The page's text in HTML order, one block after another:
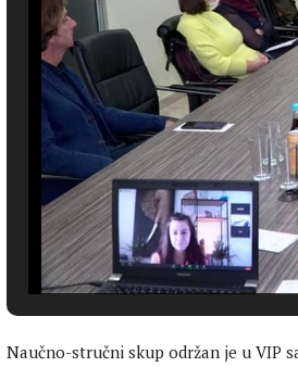
Naučno-stručni skup održan je u VIP